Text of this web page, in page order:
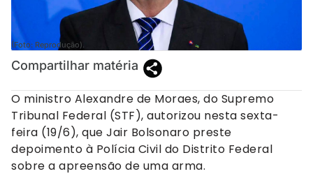
(Foto: Reprodução).
Compartilhar matéria
O ministro Alexandre de Moraes, do Supremo
Tribunal Federal (STF), autorizou nesta sexta-
feira (19/6), que Jair Bolsonaro preste
depoimento à Polícia Civil do Distrito Federal
sobre a apreensão de uma arma.